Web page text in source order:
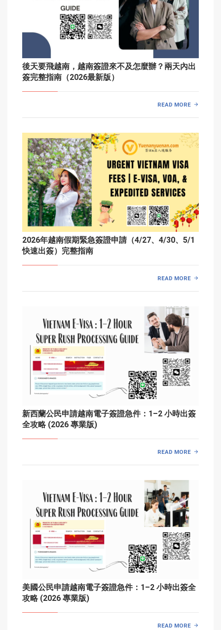
後天要飛越南，越南簽證來不及怎麼辦？兩天內出
簽完整指南（2026最新版）
READ MORE
2026年越南假期緊急簽證申請（4/27、4/30、5/1
快速出簽）完整指南
READ MORE
新西蘭公民申請越南電子簽證急件：1–2 小時出簽
全攻略 (2026 專業版)
READ MORE
美國公民申請越南電子簽證急件：1–2 小時出簽全
攻略 (2026 專業版)
READ MORE